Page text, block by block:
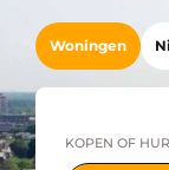
Woningen
KOPEN OF